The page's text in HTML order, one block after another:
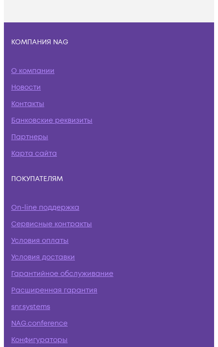
КОМПАНИЯ NAG
О компании
Новости
Контакты
Банковские реквизиты
Партнеры
Карта сайта
ПОКУПАТЕЛЯМ
On-line поддержка
Сервисные контракты
Условия оплаты
Условия доставки
Гарантийное обслуживание
Расширенная гарантия
snr.systems
NAG.conference
Конфигураторы